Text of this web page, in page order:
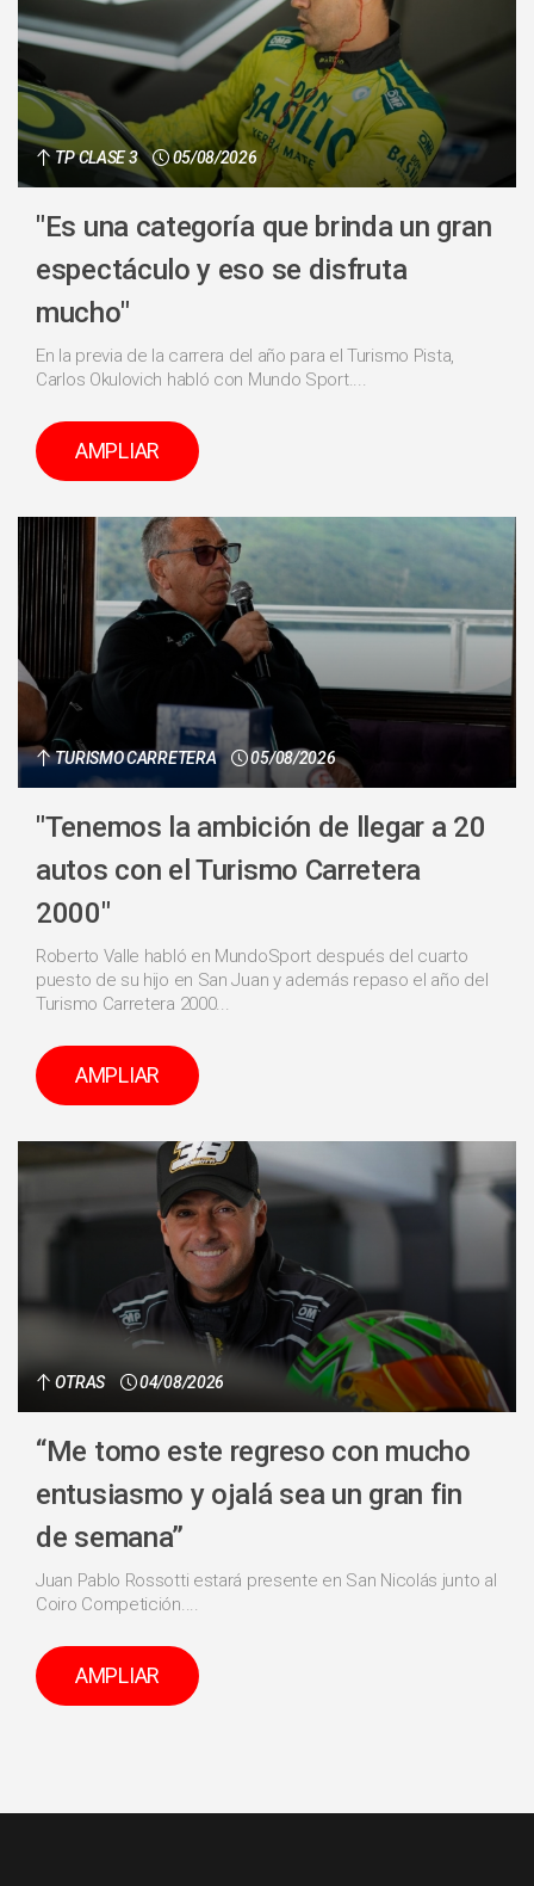
TP CLASE 3 05/08/2026
"Es una categoría que brinda un gran
espectáculo y eso se disfruta
mucho"
En la previa de la carrera del año para el Turismo Pista,
Carlos Okulovich habló con Mundo Sport....
AMPLIAR
TURISMO CARRETERA 05/08/2026
"Tenemos la ambición de llegar a 20
autos con el Turismo Carretera
2000"
Roberto Valle habló en MundoSport después del cuarto
puesto de su hijo en San Juan y además repaso el año del
Turismo Carretera 2000...
AMPLIAR
OTRAS 04/08/2026
“Me tomo este regreso con mucho
entusiasmo y ojalá sea un gran fin
de semana”
Juan Pablo Rossotti estará presente en San Nicolás junto al
Coiro Competición....
AMPLIAR